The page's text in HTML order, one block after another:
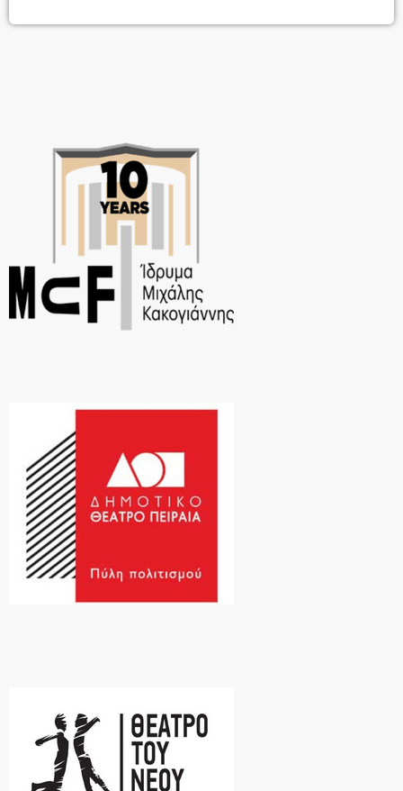
υλικό που ούτε οι ίδιοι δεν ξέρουν αν δουλεύει. Καινούρια αστεία,